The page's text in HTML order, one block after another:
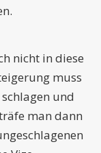
nicht in diese
muss
und
man dann